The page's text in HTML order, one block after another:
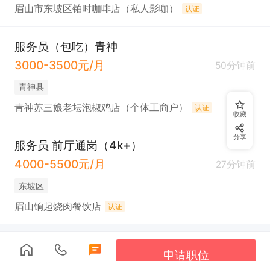
眉山市东坡区铂时咖啡店（私人影咖） 认证
服务员（包吃）青神
3000-3500元/月
50分钟前
青神县
青神苏三娘老坛泡椒鸡店（个体工商户） 认证
服务员 前厅通岗（4k+）
4000-5500元/月
27分钟前
东坡区
眉山饷起烧肉餐饮店 认证
收藏
分享
申请职位